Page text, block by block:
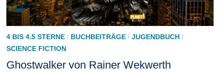
4 BIS 4.5 STERNE/ BUCHBEITRÄGE/ JUGENDBUCH/
SCIENCE FICTION
Ghostwalker von Rainer Wekwerth